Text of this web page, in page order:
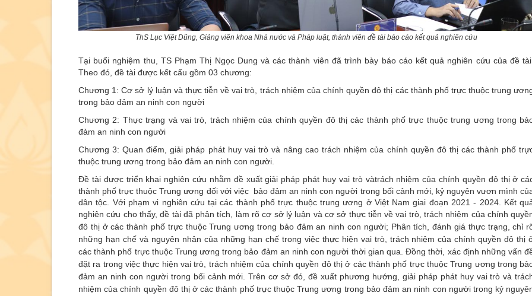
ThS Lục Việt Dũng, Giảng viên khoa Nhà nước và Pháp luật, thành viên đề tài báo cáo kết quả nghiên cứu
Tại buổi nghiệm thu, TS Phạm Thị Ngọc Dung và các thành viên đã trình bày báo cáo kết quả nghiên cứu của đề
Theo đó, đề tài được kết cấu gồm 03 chương:
Chương 1: Cơ sở lý luận và thực tiễn về vai trò, trách nhiệm của chính quyền đô thị các thành phố trực thuộc trung
trong bảo đảm an ninh con người
Chương 2: Thực trạng và vai trò, trách nhiệm của chính quyền đô thị các thành phố trực thuộc trung ương trong
đảm an ninh con người
Chương 3: Quan điểm, giải pháp phát huy vai trò và nâng cao trách nhiệm của chính quyền đô thị các thành phố
thuộc trung ương trong bảo đảm an ninh con người.
Đề tài được triển khai nghiên cứu nhằm đề xuất giải pháp phát huy vai trò vàtrách nhiệm của chính quyền đô thị ở
thành phố trực thuộc Trung ương đối với việc bảo đảm an ninh con người trong bối cảnh mới, kỷ nguyên vươn mình
dân tộc. Với phạm vi nghiên cứu tại các thành phố trực thuộc trung ương ở Việt Nam giai đoạn 2021 - 2024. Kết
nghiên cứu cho thấy, đề tài đã phân tích, làm rõ cơ sở lý luận và cơ sở thực tiễn về vai trò, trách nhiệm của chính
đô thị ở các thành phố trực thuộc Trung ương trong bảo đảm an ninh con người; Phân tích, đánh giá thực trạng, chỉ
những hạn chế và nguyên nhân của những hạn chế trong việc thực hiện vai trò, trách nhiệm của chính quyền đô thị
các thành phố trực thuộc Trung ương trong bảo đảm an ninh con người thời gian qua. Đồng thời, xác định những vấn
đặt ra trongviệc thực hiện vai trò, trách nhiệm của chính quyền đô thị ở các thành phố trực thuộc Trung ương trong
đảm an ninh con người trong bối cảnh mới. Trên cơ sở đó, đề xuất phương hướng, giải pháp phát huy vai trò và
nhiệm của chính quyền đô thị ở các thành phố trực thuộc Trung ương trong bảo đảm an ninh con ngườitrong kỷ